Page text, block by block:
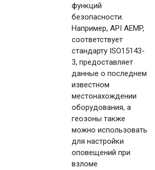
функций
безопасности.
Например, API AEMP,
соответствует
стандарту ISO15143-
3, предоставляет
данные о последнем
известном
местонахождении
оборудования, а
геозоны также
можно использовать
для настройки
оповещений при
взломе